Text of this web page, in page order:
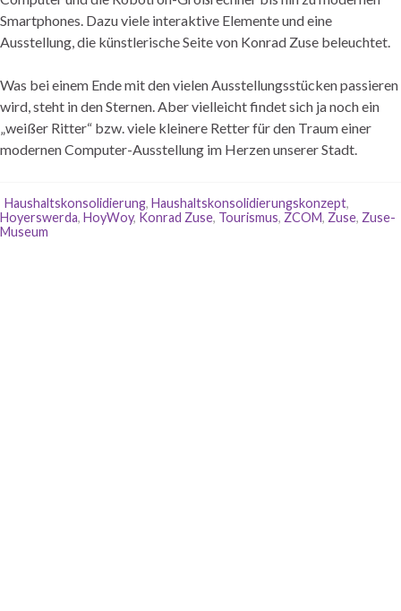
Smartphones. Dazu viele interaktive Elemente und eine
Ausstellung, die künstlerische Seite von Konrad Zuse beleuchtet.
Was bei einem Ende mit den vielen Ausstellungsstücken passieren
wird, steht in den Sternen. Aber vielleicht findet sich ja noch ein
„weißer Ritter“ bzw. viele kleinere Retter für den Traum einer
modernen Computer-Ausstellung im Herzen unserer Stadt.
Haushaltskonsolidierung, Haushaltskonsolidierungskonzept,
Hoyerswerda, HoyWoy, Konrad Zuse, Tourismus, ZCOM, Zuse, Zuse-
Museum